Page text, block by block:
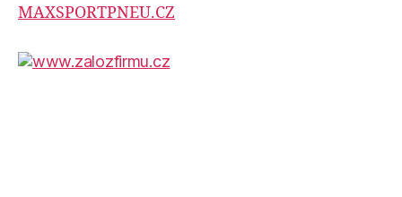
MAXSPORTPNEU.CZ